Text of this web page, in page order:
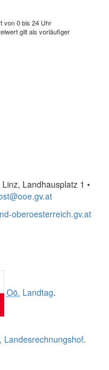
von 0 bis 24 Uhr
gilt als vorläufiger
Landhausplatz 1 •
oberoesterreich.gv.at
Oö. Landtag.
Landesrechnungshof.